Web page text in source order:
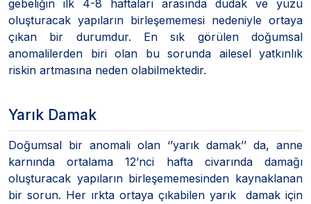
gebeliğin ilk 4-8 haftaları arasında dudak ve yüzü
oluşturacak yapıların birleşememesi nedeniyle ortaya
çıkan bir durumdur. En sık görülen doğumsal
anomalilerden biri olan bu sorunda ailesel yatkınlık
riskin artmasına neden olabilmektedir.
Yarık Damak
Doğumsal bir anomali olan ‘’yarık damak’’ da, anne
karnında ortalama 12’nci hafta civarında damağı
oluşturacak yapıların birleşememesinden kaynaklanan
bir sorun. Her ırkta ortaya çıkabilen yarık damak için